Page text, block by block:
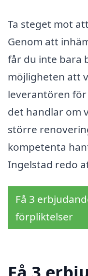
Ta steget mot
Genom att
får du inte bara
möjligheten att
leverantören
det handlar om
större
kompetenta
Ingelstad redo
Få 3
förpliktelser